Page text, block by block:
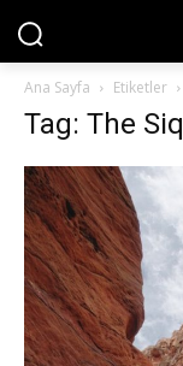
Ana Sayfa Etiketler
Tag: The Siq